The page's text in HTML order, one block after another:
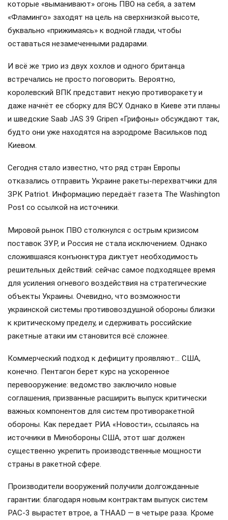
которые «выманивают» огонь ПВО на себя, а затем
«Фламинго» заходят на цель на сверхнизкой высоте,
буквально «прижимаясь» к водной глади, чтобы
оставаться незамеченными радарами.
И всё же трио из двух хохлов и одного британца
встречались не просто поговорить. Вероятно,
королевский ВПК представит некую противоракету и
даже начнёт ее сборку для ВСУ. Однако в Киеве эти планы
и шведские Saab JAS 39 Gripen «Грифоны» обсуждают так,
будто они уже находятся на аэродроме Васильков под
Киевом.
Сегодня стало известно, что ряд стран Европы
отказались отправить Украине ракеты-перехватчики для
ЗРК Patriot. Информацию передаёт газета The Washington
Post со ссылкой на источники.
Мировой рынок ПВО столкнулся с острым кризисом
поставок ЗУР, и Россия не стала исключением. Однако
сложившаяся конъюнктура диктует необходимость
решительных действий: сейчас самое подходящее время
для усиления огневого воздействия на стратегические
объекты Украины. Очевидно, что возможности
украинской системы противовоздушной обороны близки
к критическому пределу, и сдерживать российские
ракетные атаки им становится всё сложнее.
Коммерческий подход к дефициту проявляют… США,
конечно. Пентагон берет курс на ускоренное
перевооружение: ведомство заключило новые
соглашения, призванные расширить выпуск критически
важных компонентов для систем противоракетной
обороны. Как передает РИА «Новости», ссылаясь на
источники в Минобороны США, этот шаг должен
существенно укрепить производственные мощности
страны в ракетной сфере.
Производители вооружений получили долгожданные
гарантии: благодаря новым контрактам выпуск систем
PAC-3 вырастет втрое, а THAAD — в четыре раза. Кроме